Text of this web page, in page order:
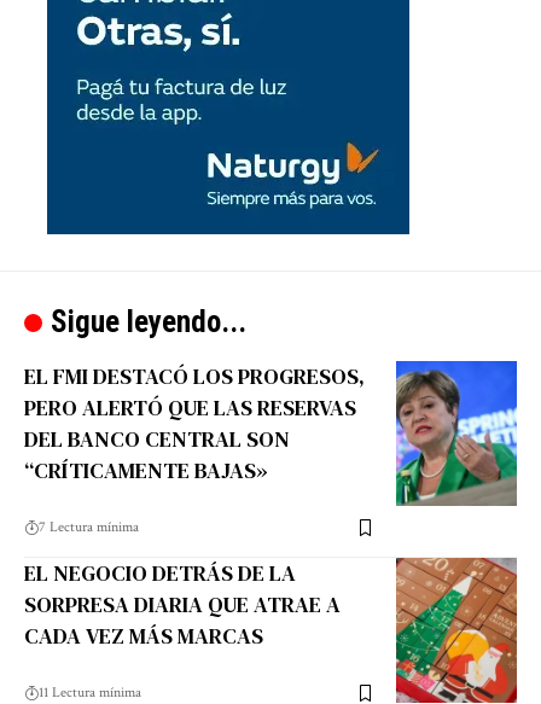
Sigue leyendo...
EL FMI DESTACÓ LOS PROGRESOS,
PERO ALERTÓ QUE LAS RESERVAS
DEL BANCO CENTRAL SON
“CRÍTICAMENTE BAJAS»
7 Lectura mínima
EL NEGOCIO DETRÁS DE LA
SORPRESA DIARIA QUE ATRAE A
CADA VEZ MÁS MARCAS
11 Lectura mínima